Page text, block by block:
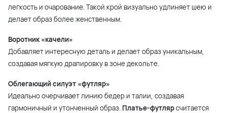
легкость и очарование. Такой крой визуально удлиняет шею и
делает образ более женственным.
Воротник «качели»
Добавляет интересную деталь и делает образ уникальным,
создавая мягкую драпировку в зоне декольте.
Облегающий силуэт «футляр»
Идеально очерчивает линию бедер и талии, создавая
гармоничный и утонченный образ. Платье-футлярсчитается